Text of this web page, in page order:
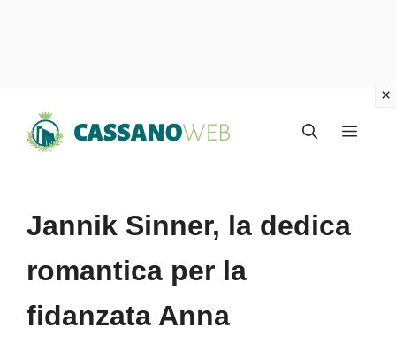
Menu
Jannik Sinner, la dedica
romantica per la
fidanzata Anna